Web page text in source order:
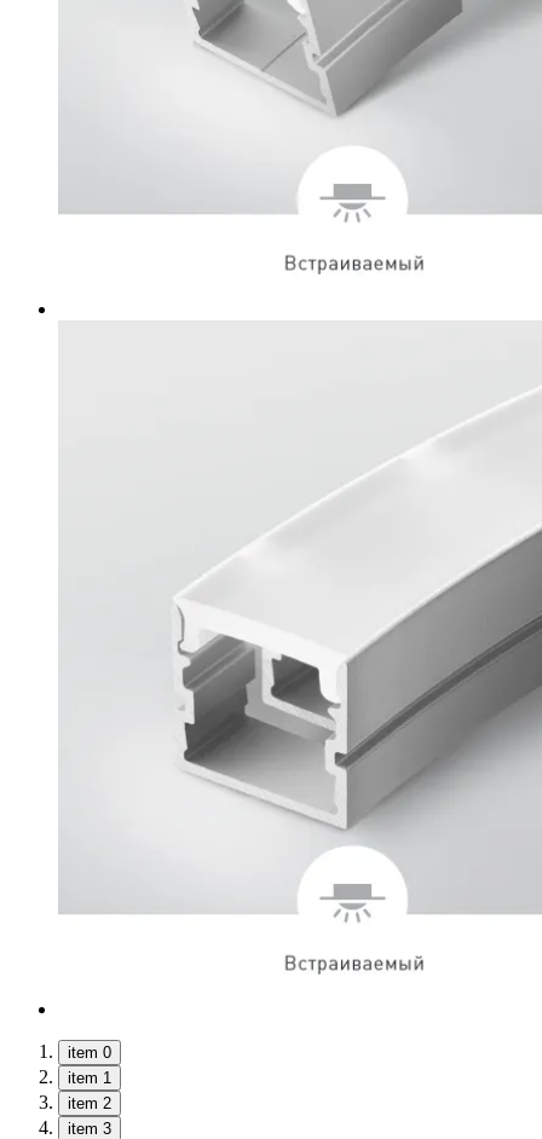
item 0
item 1
item 2
item 3